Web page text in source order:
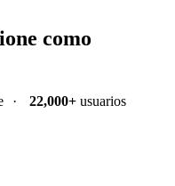
como
· 22,000+usuarios